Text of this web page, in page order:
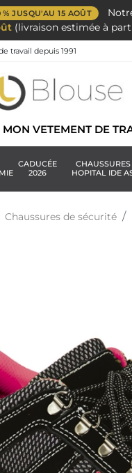
% JUSQU'AU 15 AOÛT
(livraison estimée à
travail depuis 1991
VETEMENT DE
CADUCÉE
2026
CHAUSSURES
HOPITAL IDE
Chaussures de sécurité